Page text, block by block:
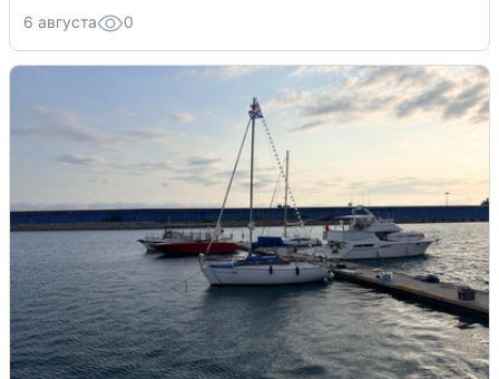
6 августа 0